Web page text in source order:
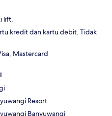
lift.
kredit dan kartu debit. Tidak
Mastercard
Resort
Banyuwangi